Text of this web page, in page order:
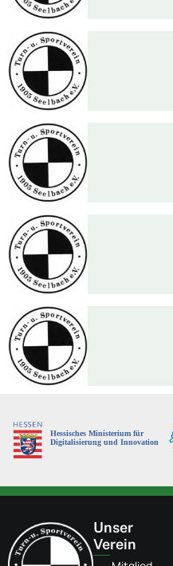
Unser
Verein